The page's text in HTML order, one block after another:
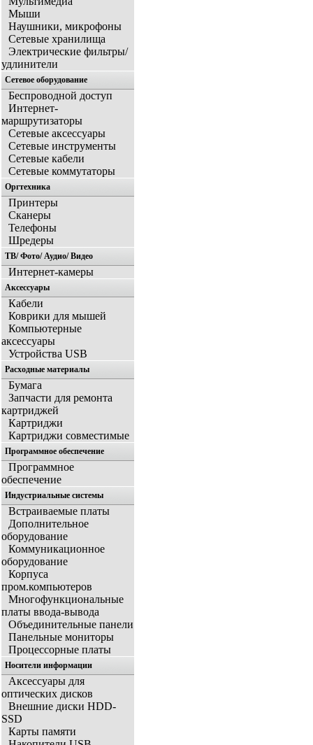
Мыши
Наушники, микрофоны
Сетевые хранилища
Электрические фильтры/
удлинители
Сетевое оборудование
Беспроводной доступ
Интернет-
маршрутизаторы
Сетевые аксессуары
Сетевые инструменты
Сетевые кабели
Сетевые коммутаторы
Оргтехника
Принтеры
Сканеры
Телефоны
Шредеры
ТВ/ Фото/ Аудио/ Видео
Интернет-камеры
Аксессуары
Кабели
Коврики для мышей
Компьютерные
аксессуары
Устройства USB
Расходные материалы
Бумага
Запчасти для ремонта
картриджей
Картриджи
Картриджи совместимые
Программное обеспечение
Программное
обеспечение
Индустриальные системы
Встраиваемые платы
Дополнительное
оборудование
Коммуникационное
оборудование
Корпуса
пром.компьютеров
Многофункциональные
платы ввода-вывода
Объединительные панели
Панельные мониторы
Процессорные платы
Носители информации
Аксессуары для
оптических дисков
Внешние диски HDD-
SSD
Карты памяти